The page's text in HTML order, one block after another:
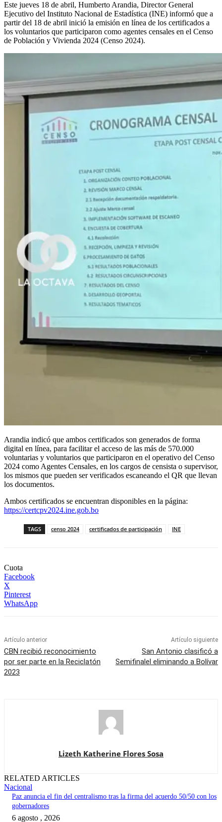
Este jueves 18 de abril, Humberto Arandia, Director General
Ejecutivo del Instituto Nacional de Estadística (INE) informó que a
partir del 18 de abril inició la emisión en línea de los certificados a
los voluntarios que participaron como agentes censales en el Censo
de Población y Vivienda 2024 (Censo 2024).
Arandia indicó que ambos certificados son generados de forma
digital en línea, para facilitar el acceso de las más de 570.000
voluntarias y voluntarios que participaron en el operativo del Censo
2024 como Agentes Censales, en los cargos de censista o supervisor,
los mismos que pueden ser verificados escaneando el QR que llevan
los documentos.
Ambos certificados se encuentran disponibles en la página:
https://certcpv2024.ine.gob.bo
TAGS censo 2024 certificados de participación INE
Cuota
Facebook
X
Pinterest
WhatsApp
Artículo anterior
CBN recibió reconocimiento
por ser parte en la Reciclatón
2023
Artículo siguiente
San Antonio clasificó a
Semifinalel eliminando a Bolívar
Lizeth Katherine Flores Sosa
RELATED ARTICLES
Nacional
Paz anuncia el fin del centralismo tras la firma del acuerdo 50/50 con los
gobernadores
6 agosto , 2026